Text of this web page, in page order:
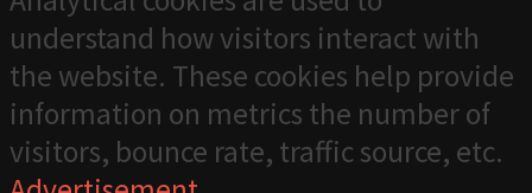
understand how visitors interact with
the website. These cookies help provide
information on metrics the number of
visitors, bounce rate, traffic source, etc.